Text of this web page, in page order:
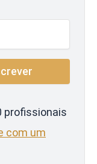
profissionais
com um